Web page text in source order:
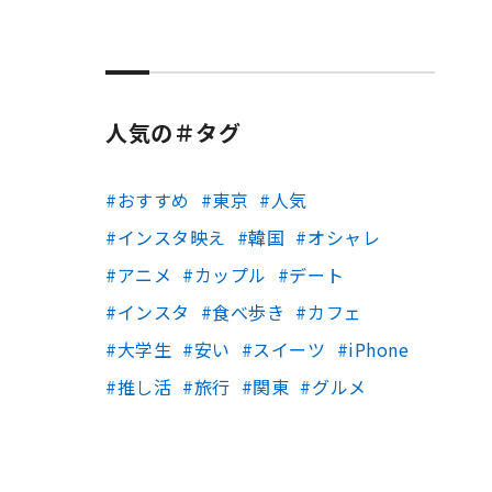
人気の＃タグ
おすすめ 東京
人気
インスタ映え
韓国
オシャレ
アニメ
カップル
デート
インスタ
食べ歩き
カフェ
大学生
安い スイーツ
iPhone
推し活
旅行 関東 グルメ